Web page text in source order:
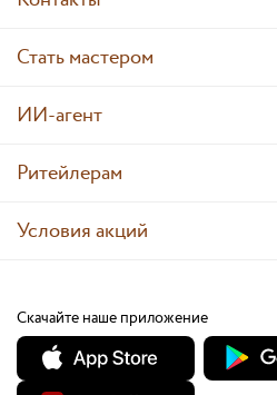
Стать мастером
ИИ-агент
Ритейлерам
Условия акций
Скачайте наше приложение